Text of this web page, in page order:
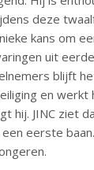
deze
kans om
uit
blijft
en
hij. JINC ziet
eerste